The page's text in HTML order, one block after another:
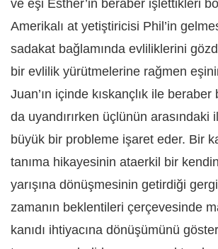
ve eşi Esther’in beraber işlettikleri
Amerikalı at yetiştiricisi Phil’in
sadakat bağlamında evliliklerini
bir evlilik yürütmelerine rağmen
Juan’ın içinde kıskançlık ile beraber
da uyandırırken üçlünün arasındaki
büyük bir probleme işaret eder. Bir
tanıma hikayesinin ataerkil bir
yarışına dönüşmesinin getirdiği
zamanın beklentileri çerçevesinde
kanıdı ihtiyacına dönüşümünü